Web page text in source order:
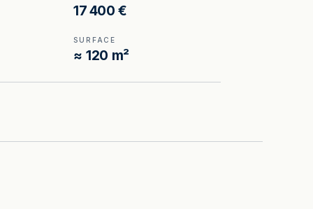
17 400 €
SURFACE
≈ 120 m²